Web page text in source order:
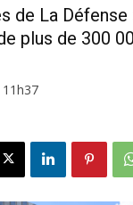
de La Défense
plus de 300